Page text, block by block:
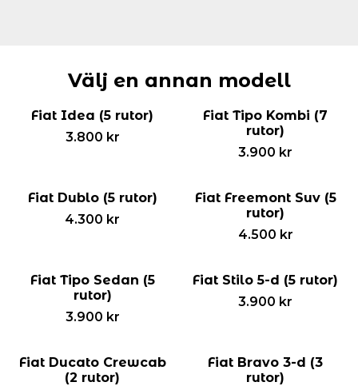
Välj en annan modell
Fiat Idea (5 rutor)
3.800 kr
Fiat Tipo Kombi (7
rutor)
3.900 kr
Fiat Dublo (5 rutor)
4.300 kr
Fiat Freemont Suv (5
rutor)
4.500 kr
Fiat Tipo Sedan (5
rutor)
3.900 kr
Fiat Stilo 5-d (5 rutor)
3.900 kr
Fiat Ducato Crewcab
(2 rutor)
Fiat Bravo 3-d (3
rutor)